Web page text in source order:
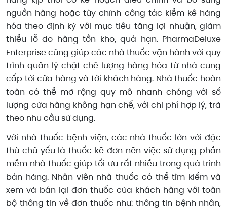
nguồn hàng hoặc tùy chỉnh công tác kiểm kê hàng
hóa theo định kỳ với mục tiêu tăng lợi nhuận, giảm
thiểu lỗ do hàng tồn kho, quá hạn. PharmaDeluxe
Enterprise cũng giúp các nhà thuốc vận hành với quy
trình quản lý chặt chẽ lượng hàng hóa từ nhà cung
cấp tới cửa hàng và tới khách hàng. Nhà thuốc hoàn
toàn có thể mở rộng quy mô nhanh chóng với số
lượng cửa hàng không hạn chế, với chi phí hợp lý, trả
theo nhu cầu sử dụng.
Với nhà thuốc bệnh viện, các nhà thuốc lớn với đặc
thù chủ yếu là thuốc kê đơn nên việc sử dụng phần
mềm nhà thuốc giúp tối ưu rất nhiều trong quá trình
bán hàng. Nhân viên nhà thuốc có thể tìm kiếm và
xem và bán lại đơn thuốc của khách hàng với toàn
bộ thông tin về đơn thuốc như: thông tin bệnh nhân,